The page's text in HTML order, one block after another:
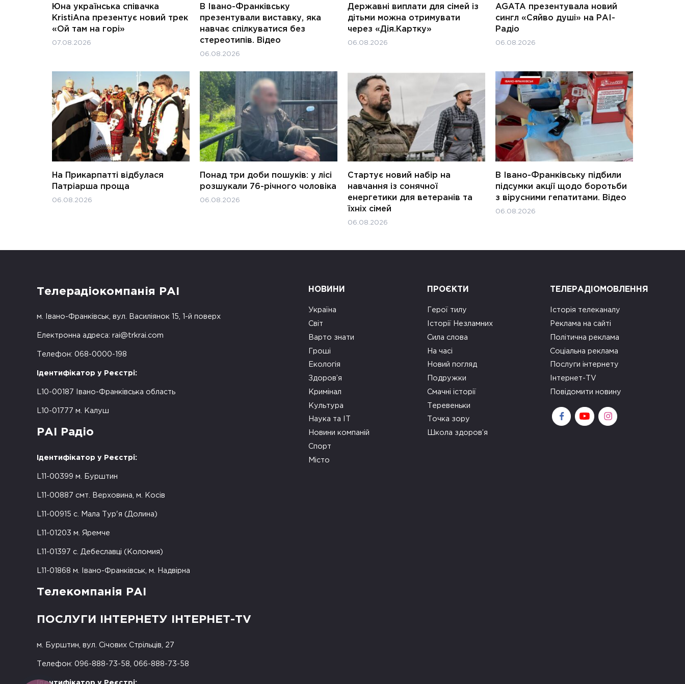
Юна українська співачка
KristiAna презентує новий трек
«Ой там на горі»
07.08.2026
В Івано-Франківську
презентували виставку, яка
навчає спілкуватися без
стереотипів. Відео
06.08.2026
Державні виплати для сімей із
дітьми можна отримувати
через «Дія.Картку»
06.08.2026
AGATA презентувала новий
сингл «Сяйво душі» на РАІ-
Радіо
06.08.2026
На Прикарпатті відбулася
Патріарша проща
06.08.2026
Понад три доби пошуків: у лісі
розшукали 76-річного чоловіка
06.08.2026
Стартує новий набір на
навчання із сонячної
енергетики для ветеранів та
їхніх сімей
06.08.2026
В Івано-Франківську підбили
підсумки акції щодо боротьби
з вірусними гепатитами. Відео
06.08.2026
Телерадіокомпанія РАІ
м. Івано-Франківськ, вул. Василіянок 15, 1-й поверх
Електронна адреса: rai@trkrai.com
Телефон: 068-0000-198
Ідентифікатор у Реєстрі:
L10-00187 Івано-Франківська область
L10-01777 м. Калуш
РАІ Радіо
Ідентифікатор у Реєстрі:
L11-00399 м. Бурштин
L11-00887 смт. Верховина, м. Косів
L11-00915 с. Мала Тур'я (Долина)
L11-01203 м. Яремче
L11-01397 с. Дебеславці (Коломия)
L11-01868 м. Івано-Франківськ, м. Надвірна
Телекомпанія РАІ
ПОСЛУГИ ІНТЕРНЕТУ ІНТЕРНЕТ-TV
м. Бурштин, вул. Січових Стрільців, 27
Телефон: 096-888-73-58, 066-888-73-58
НОВИНИ
Україна
Світ
Варто знати
Гроші
Екологія
Здоров’я
Кримінал
Культура
Наука та ІТ
Новини компаній
Спорт
Місто
ПРОЄКТИ
Герої тилу
Історії Незламних
Сила слова
На часі
Новий погляд
Подружки
Смачні історії
Теревеньки
Точка зору
Школа здоров’я
ТЕЛЕРАДІОМОВЛЕННЯ
Історія телеканалу
Реклама на сайті
Політична реклама
Соціальна реклама
Послуги інтернету
Інтернет-TV
Повідомити новину